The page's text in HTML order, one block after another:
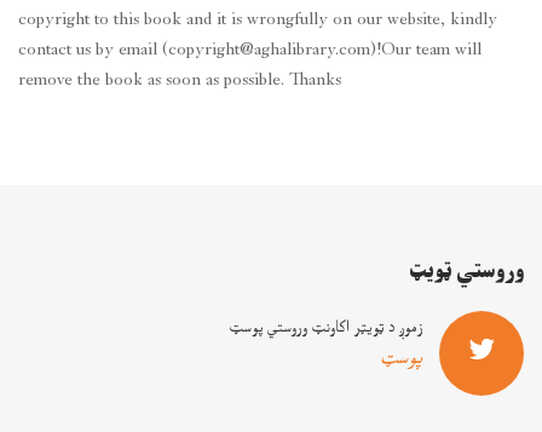
ښکته کول
محمد اکبر کرګر
د کتاب قیمت: $
copyright to this book and it is wrongfully on our website, kindly
contact us by email (copyright@aghalibrary.com)!Our team will
remove the book as soon as possible. Thanks
وروستي ټويټ
زموږ د ټويټر اکاونټ وروستي پوسټ
پوسټ